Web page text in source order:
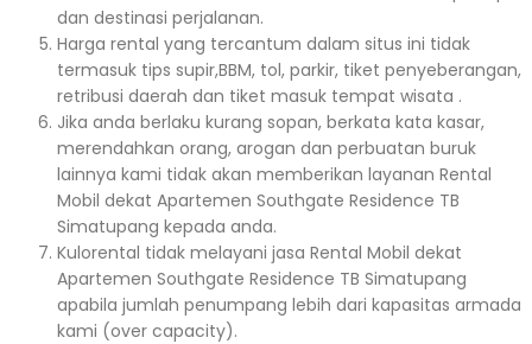
dan destinasi perjalanan.
Harga rental yang tercantum dalam situs ini tidak
termasuk tips supir,BBM, tol, parkir, tiket penyeberangan,
retribusi daerah dan tiket masuk tempat wisata .
Jika anda berlaku kurang sopan, berkata kata kasar,
merendahkan orang, arogan dan perbuatan buruk
lainnya kami tidak akan memberikan layanan Rental
Mobil dekat Apartemen Southgate Residence TB
Simatupang kepada anda.
Kulorental tidak melayani jasa Rental Mobil dekat
Apartemen Southgate Residence TB Simatupang
apabila jumlah penumpang lebih dari kapasitas armada
kami (over capacity).